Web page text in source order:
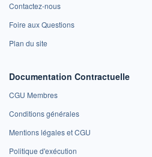
Contactez-nous
Foire aux Questions
Plan du site
Documentation Contractuelle
CGU Membres
Conditions générales
Mentions légales et CGU
Politique d'exécution